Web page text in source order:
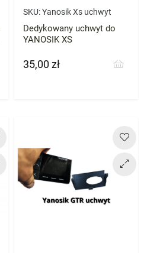
SKU:Yanosik Xs uchwyt
Dedykowany uchwyt do
YANOSIK XS
Cena
35,00 zł